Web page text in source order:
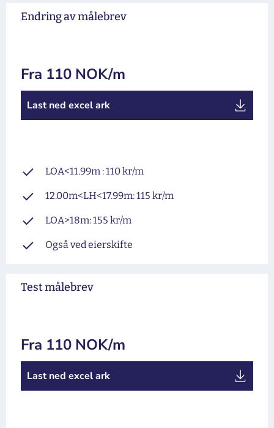
Endring av målebrev
Fra 110 NOK/m
Last ned excel ark
LOA<11.99m : 110 kr/m
12.00m<LH<17.99m: 115 kr/m
LOA>18m: 155 kr/m
Også ved eierskifte
Test målebrev
Fra 110 NOK/m
Last ned excel ark